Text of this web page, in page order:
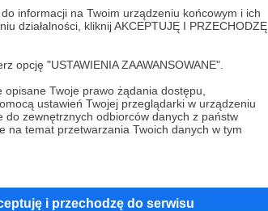
informacji na Twoim urządzeniu końcowym i ich
działalności, kliknij AKCEPTUJĘ I PRZECHODZĘ
"USTAWIENIA ZAAWANSOWANE".
Twoje prawo żądania dostępu,
ustawień Twojej przeglądarki w urządzeniu
do zewnętrznych odbiorców danych z państw
na temat przetwarzania Twoich danych w tym
i przechodzę do serwisu